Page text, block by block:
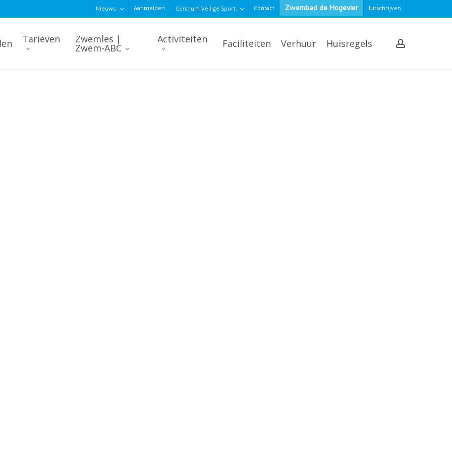
Nieuws Aanmelden Centrum Veilige Sport Contact Zwembad de Hogevier Uitschrijven
Tarieven Zwemles |
Zwem-ABC
Activiteiten Faciliteiten Verhuur Huisregels account